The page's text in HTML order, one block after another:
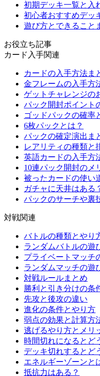
初期デッキ一覧と入
初心者おすすめデッ
遊び方とできること
お役立ち記事
カード入手関連
カードの入手方法ま
金フレームの入手方
ゲットチャレンジの
パック開封ポイント
ゴッドパックの確率
6枚パックとは？
パックの確定演出ま
レアリティの種類と
英語カードの入手方
10連パック開封のメ
被ったカードの使い
ガチャに天井はある
パックのサーチや裏
対戦関連
バトルの種類とやり
ランダムバトルの遊
プライベートマッチ
ランダムマッチの遊
対戦ルールまとめ
勝利と引き分けの条
先攻と後攻の違い
進化の条件とやり方
弱点の効果と計算方
逃げるやり方とメリ
時間切れになるとど
デッキ切れするとど
エネルギーゾーンと
抵抗力はある？